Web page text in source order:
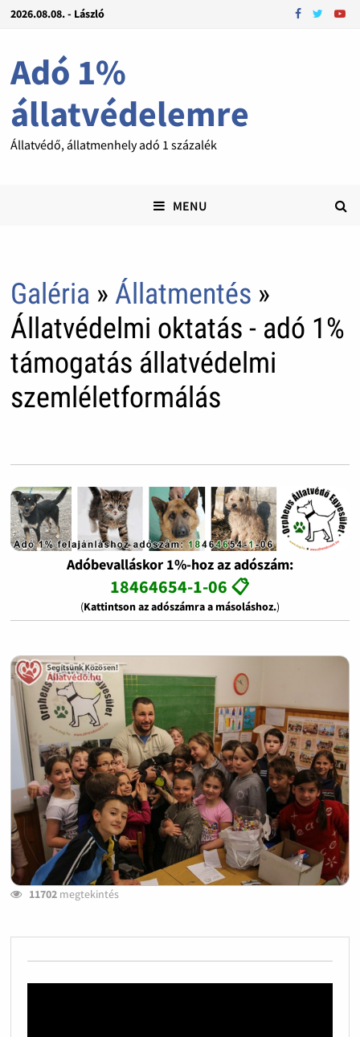
2026.08.08. - László
Adó 1%
állatvédelemre
Állatvédő, állatmenhely adó 1 százalék
MENU
Galéria » Állatmentés »
Állatvédelmi oktatás - adó 1%
támogatás állatvédelmi
szemléletformálás
Adóbevalláskor 1%-hoz az adószám:
18464654-1-06 📋
(Kattintson az adószámra a másoláshoz.)
11702megtekintés